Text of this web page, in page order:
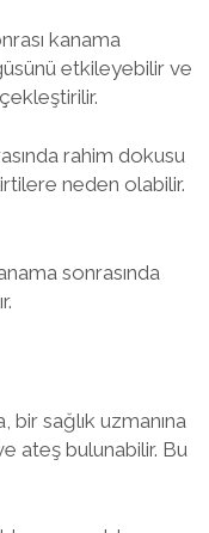
kanama
etkileyebilir ve
rahim dokusu
neden olabilir.
sonrasında
bir sağlık uzmanına
ateş bulunabilir. Bu